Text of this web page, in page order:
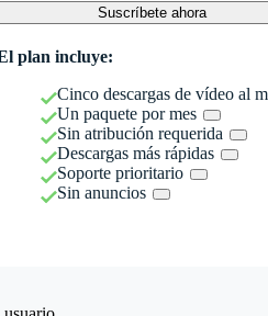
Suscríbete ahora
plan incluye:
Cinco descargas de vídeo al
Un paquete por mes
Sin atribución requerida
Descargas más rápidas
Soporte prioritario
Sin anuncios